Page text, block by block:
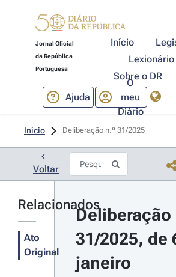
Jornal Oficial
da República
Portuguesa
Início
Lexionário
Sobre o DR
Ajuda
O
meu
Diário
Início Deliberação n.º 31/2025
Voltar
Relacionados
Ato
Original
Deliberação
31/2025, de
janeiro